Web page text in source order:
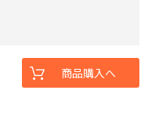
商品購入へ